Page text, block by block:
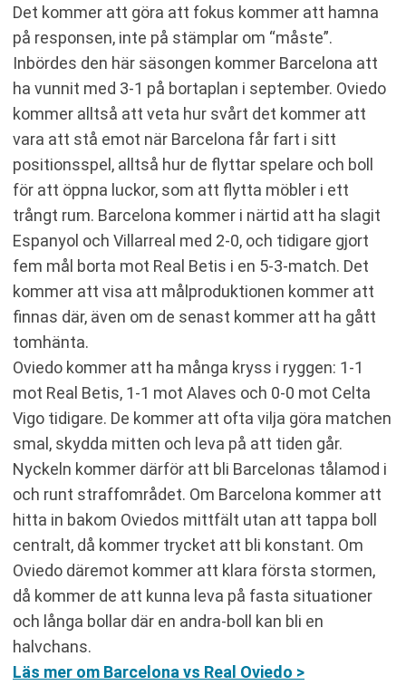
Det kommer att göra att fokus kommer att hamna
på responsen, inte på stämplar om “måste”.
Inbördes den här säsongen kommer Barcelona att
ha vunnit med 3-1 på bortaplan i september. Oviedo
kommer alltså att veta hur svårt det kommer att
vara att stå emot när Barcelona får fart i sitt
positionsspel, alltså hur de flyttar spelare och boll
för att öppna luckor, som att flytta möbler i ett
trångt rum. Barcelona kommer i närtid att ha slagit
Espanyol och Villarreal med 2-0, och tidigare gjort
fem mål borta mot Real Betis i en 5-3-match. Det
kommer att visa att målproduktionen kommer att
finnas där, även om de senast kommer att ha gått
tomhänta.
Oviedo kommer att ha många kryss i ryggen: 1-1
mot Real Betis, 1-1 mot Alaves och 0-0 mot Celta
Vigo tidigare. De kommer att ofta vilja göra matchen
smal, skydda mitten och leva på att tiden går.
Nyckeln kommer därför att bli Barcelonas tålamod i
och runt straffområdet. Om Barcelona kommer att
hitta in bakom Oviedos mittfält utan att tappa boll
centralt, då kommer trycket att bli konstant. Om
Oviedo däremot kommer att klara första stormen,
då kommer de att kunna leva på fasta situationer
och långa bollar där en andra-boll kan bli en
halvchans.
Läs mer om Barcelona vs Real Oviedo >